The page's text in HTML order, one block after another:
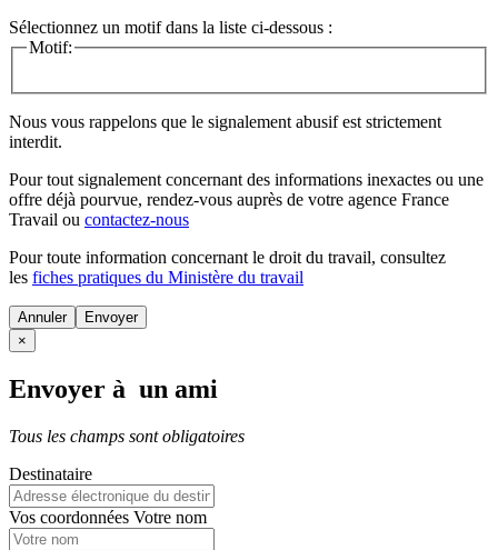
Sélectionnez un motif dans la liste ci-dessous :
Motif:
Nous vous rappelons que le signalement abusif est strictement
interdit.
Pour tout signalement concernant des informations inexactes ou une
offre déjà pourvue, rendez-vous auprès de votre agence France
Travail ou contactez-nous
Pour toute information concernant le droit du travail, consultez
les fiches pratiques du Ministère du travail
Annuler
×
Envoyer à un ami
Tous les champs sont obligatoires
Destinataire
Vos coordonnées Votre nom